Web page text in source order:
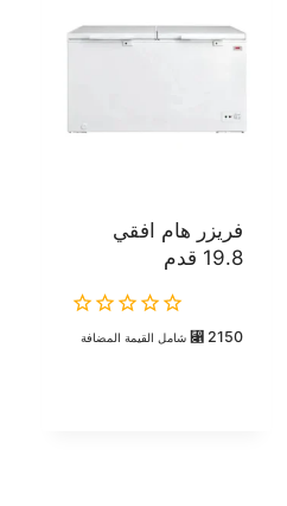
فريزر هام افقي
19.8 قدم
⃁ 2150 شامل القيمة المضافة